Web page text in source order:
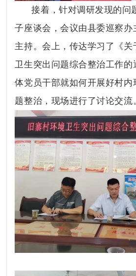
接着，针对调研发现的问
子座谈会，会议由县委巡察办
主持。会上，传达学习了《关
卫生突出问题综合整治工作的
体党员干部就如何开展好村内
题整治，现场进行了讨论交流